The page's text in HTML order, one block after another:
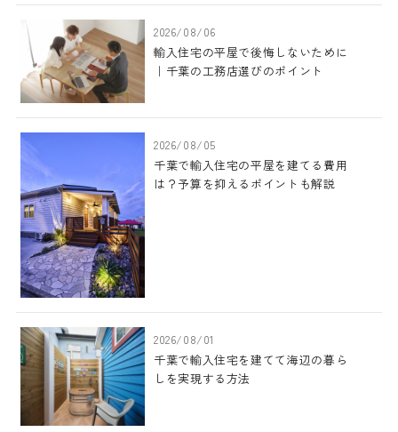
2026/08/06
輸入住宅の平屋で後悔しないために
｜千葉の工務店選びのポイント
2026/08/05
千葉で輸入住宅の平屋を建てる費用
は？予算を抑えるポイントも解説
2026/08/01
千葉で輸入住宅を建てて海辺の暮ら
しを実現する方法